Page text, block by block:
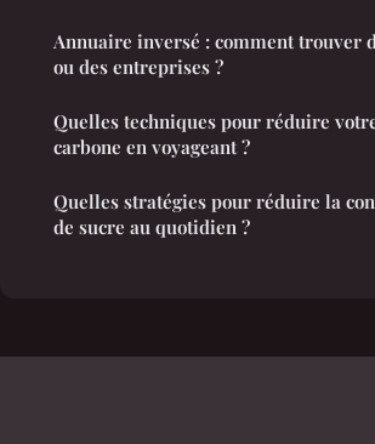
Annuaire inversé : comment trouver
ou des entreprises ?
Quelles techniques pour réduire
carbone en voyageant ?
Quelles stratégies pour réduire la
de sucre au quotidien ?